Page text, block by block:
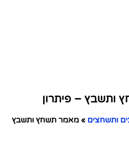
ותשבץ – פיתרון
ותשחצים » מאמר תשחץ ותשבץ